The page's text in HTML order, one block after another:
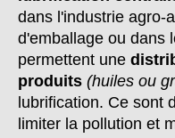
dans l'industrie agro-
d'emballage ou dans
permettent une
produits (huiles ou
lubrification. Ce sont
limiter la pollution et